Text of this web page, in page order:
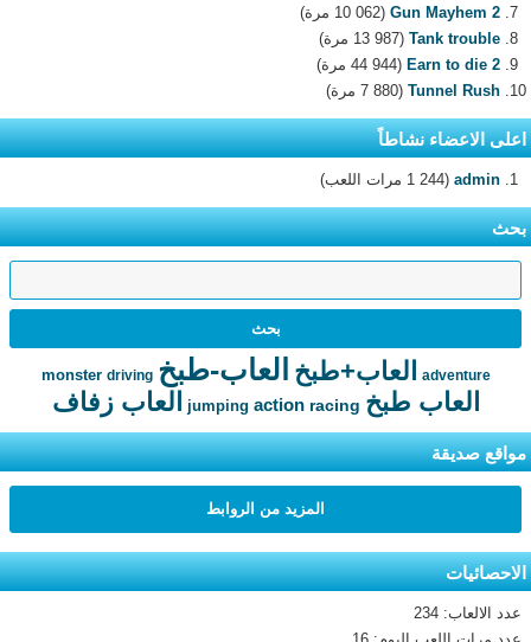
Gun Mayhem 2 (10 062 مرة)
Tank trouble (13 987 مرة)
Earn to die 2 (44 944 مرة)
Tunnel Rush (7 880 مرة)
اعلى الاعضاء نشاطاً
admin (1 244 مرات اللعب)
بحث
adventure العاب+طبخ العاب-طبخ monster driving
العاب طبخ jumping action racing العاب زفاف
مواقع صديقة
المزيد من الروابط
الاحصائيات
عدد الالعاب: 234